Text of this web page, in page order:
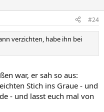
#24
verzichten, habe ihn bei
war, er sah so aus:
Stich ins Graue - und
- und lasst euch mal von